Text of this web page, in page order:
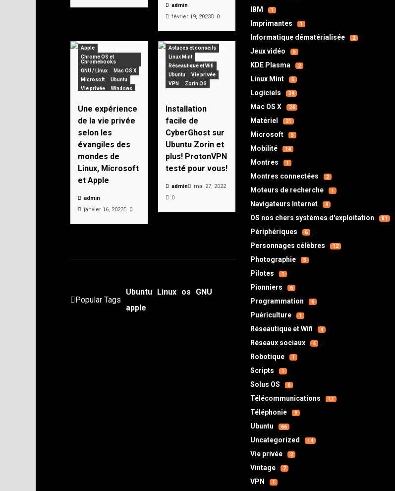
admin
février 19, 2023
0
Apple
Chrome OS et
Chromebooks
GNU / Linux
Mac OS X
Microsoft
Ubuntu
Vie privée
Windows
Une expérience
de la vie privée
selon les
évangiles des
mondes de
Linux, Microsoft
et Apple
admin
janvier 16, 2023
0
Astuces et conseils
Linux Mint
Réseautique et Wifi
Ubuntu
Vie privée
VPN
Zorin OS
Installation
facile de
CyberGhost sur
Ubuntu Zorin et
plus! ProtonVPN
testé pour vous!
admin
mai 27, 2022
0
Popular Tags
Ubuntu Linux os
GNU
apple
IBM 1
Imprimantes 1
Informatique dématérialisée 2
Jeux vidéo 5
KDE Plasma 2
Linux Mint 5
Logiciels 39
Mac OS X 24
Matériel 21
Microsoft 5
Mobilité 14
Montres 1
Montres connectées 2
Moteurs de recherche 1
Navigateurs Internet 4
OS nos chers systèmes d'exploitation 81
Périphériques 6
Personnages célèbres 12
Photographie 5
Pilotes 1
Pionniers 6
Programmation 6
Puériculture 1
Réseautique et Wifi 4
Réseaux sociaux 4
Robotique 1
Scripts 1
Solus OS 6
Télécommunications 11
Téléphonie 9
Ubuntu 66
Uncategorized 14
Vie privée 2
Vintage 7
VPN 1